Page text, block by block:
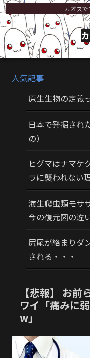
カオスで
人気記事
原生生物の定義
日本で発掘され
の）
ヒグマはナマケ
ラに襲われない
海生爬虫類モサ
今の復元図の違
尻尾が絡まりダ
される・・・
【悲報】 お前
ワイ「痛みに
w」